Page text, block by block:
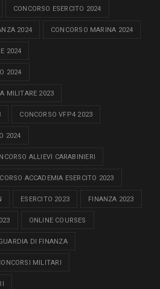
CONCORSO ESERCITO 2024
2024 CONCORSO MARINA 2024
2024
2024
MILITARE 2023
CONCORSO VFP4 2023
2024
ALLIEVI CARABINIERI
ACCADEMIA ESERCITO 2023
ESERCITO 2023 FINANZA 2023
ONLINE COURSES
DI FINANZA
MILITARI